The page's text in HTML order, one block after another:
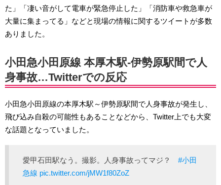
た」「凄い音がして電車が緊急停止した」「消防車や救急車が
大量に集まってる」などと現場の情報に関するツイートが多数
ありました。
小田急小田原線 本厚木駅-伊勢原駅間で人
身事故…Twitterでの反応
小田急小田原線の本厚木駅～伊勢原駅間で人身事故が発生し、
飛び込み自殺の可能性もあることなどから、Twitter上でも大変
な話題となっていました。
愛甲石田駅なう。撮影。人身事故ってマジ？ #小田
急線 pic.twitter.com/jMW1f80ZoZ